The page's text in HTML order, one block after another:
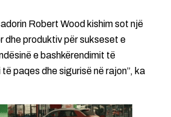
Robert Wood kishim sot një
dhe produktiv për sukseset e
e bashkërendimit të
paqes dhe sigurisë në rajon”, ka